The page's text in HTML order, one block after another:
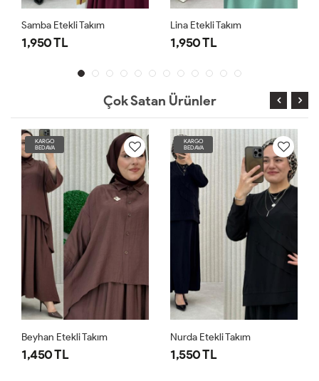
Samba Etekli Takım
1,950 TL
Lina Etekli Takım
1,950 TL
Çok Satan Ürünler
KARGO
BEDAVA
Beyhan Etekli Takım
1,450 TL
KARGO
BEDAVA
Nurda Etekli Takım
1,550 TL